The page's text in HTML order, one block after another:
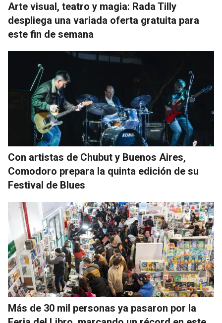
Arte visual, teatro y magia: Rada Tilly
despliega una variada oferta gratuita para
este fin de semana
Con artistas de Chubut y Buenos Aires,
Comodoro prepara la quinta edición de su
Festival de Blues
Más de 30 mil personas ya pasaron por la